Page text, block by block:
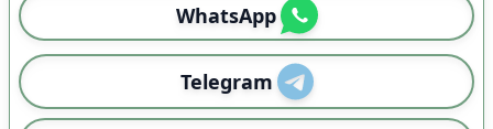
WhatsApp
Telegram